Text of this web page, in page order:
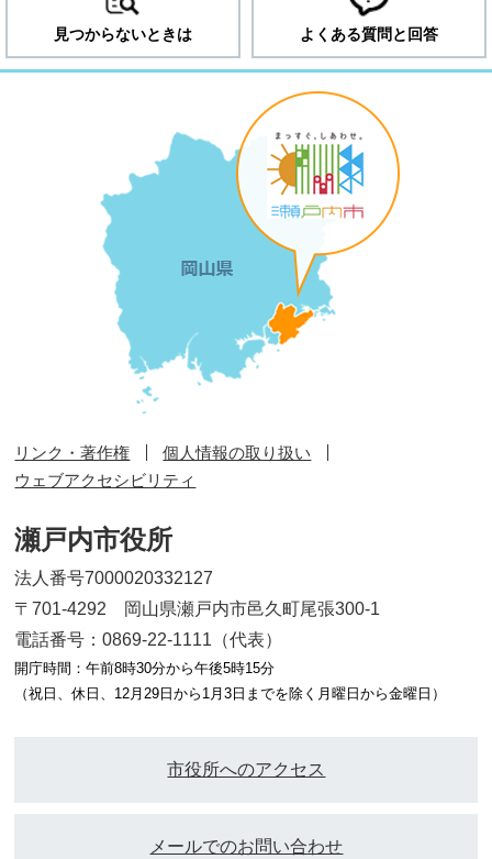
見つからないときは よくある質問と回答
リンク・著作権
個人情報の取り扱い
ウェブアクセシビリティ
瀬戸内市役所
法人番号7000020332127
〒701-4292 岡山県瀬戸内市邑久町尾張300-1
電話番号：0869-22-1111（代表）
開庁時間：午前8時30分から午後5時15分
（祝日、休日、12月29日から1月3日までを除く月曜日から金曜日）
市役所へのアクセス
メールでのお問い合わせ